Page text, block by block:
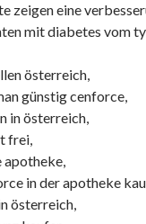
zeigen eine
mit diabetes vom
österreich,
günstig cenforce,
in österreich,
frei,
apotheke,
in der apotheke
österreich,